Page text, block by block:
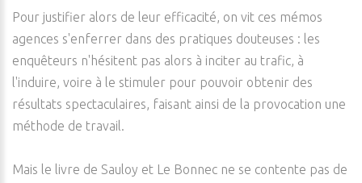
Pour justifier alors de leur efficacité, on vit ces mémos
agences s'enferrer dans des pratiques douteuses : les
enquêteurs n'hésitent pas alors à inciter au trafic, à
l'induire, voire à le stimuler pour pouvoir obtenir des
résultats spectaculaires, faisant ainsi de la provocation une
méthode de travail.
Mais le livre de Sauloy et Le Bonnec ne se contente pas de